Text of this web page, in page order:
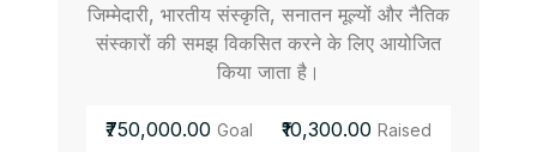
जिम्मेदारी, भारतीय संस्कृति, सनातन मूल्यों और नैतिक
संस्कारों की समझ विकसित करने के लिए आयोजित
किया जाता है।
₹750,000.00 Goal ₹10,300.00 Raised